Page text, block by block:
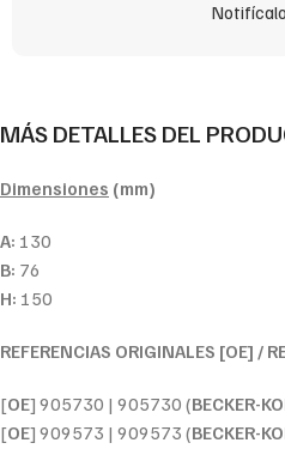
MÁS DETALLES DEL
Dimensiones (mm)
A: 130
B: 76
H: 150
REFERENCIAS ORIGINALES [OE] /
[OE] 905730 | 905730 (BECKER-
[OE] 909573 | 909573 (BECKER-